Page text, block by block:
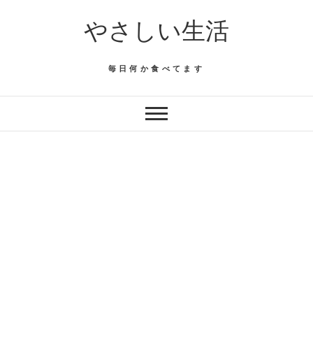
やさしい生活
毎日何か食べてます